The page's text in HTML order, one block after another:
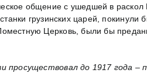
общение с ушедшей в
грузинских царей,
Церковь, были бы
просуществовал до 1917 года